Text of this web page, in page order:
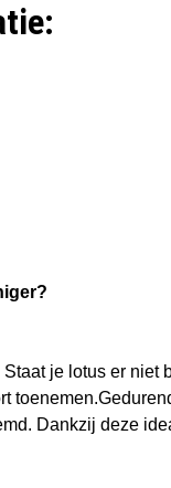
je lotus er niet
Dankzij deze